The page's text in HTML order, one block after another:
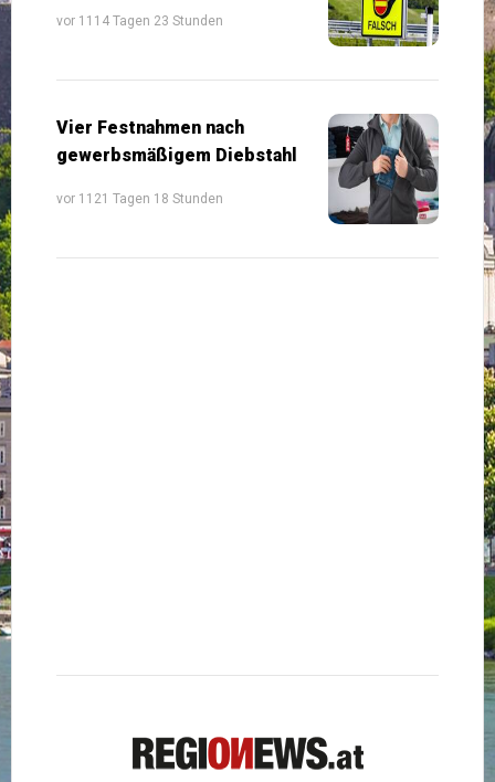
vor 1114 Tagen 23 Stunden
Vier Festnahmen nach
gewerbsmäßigem Diebstahl
vor 1121 Tagen 18 Stunden